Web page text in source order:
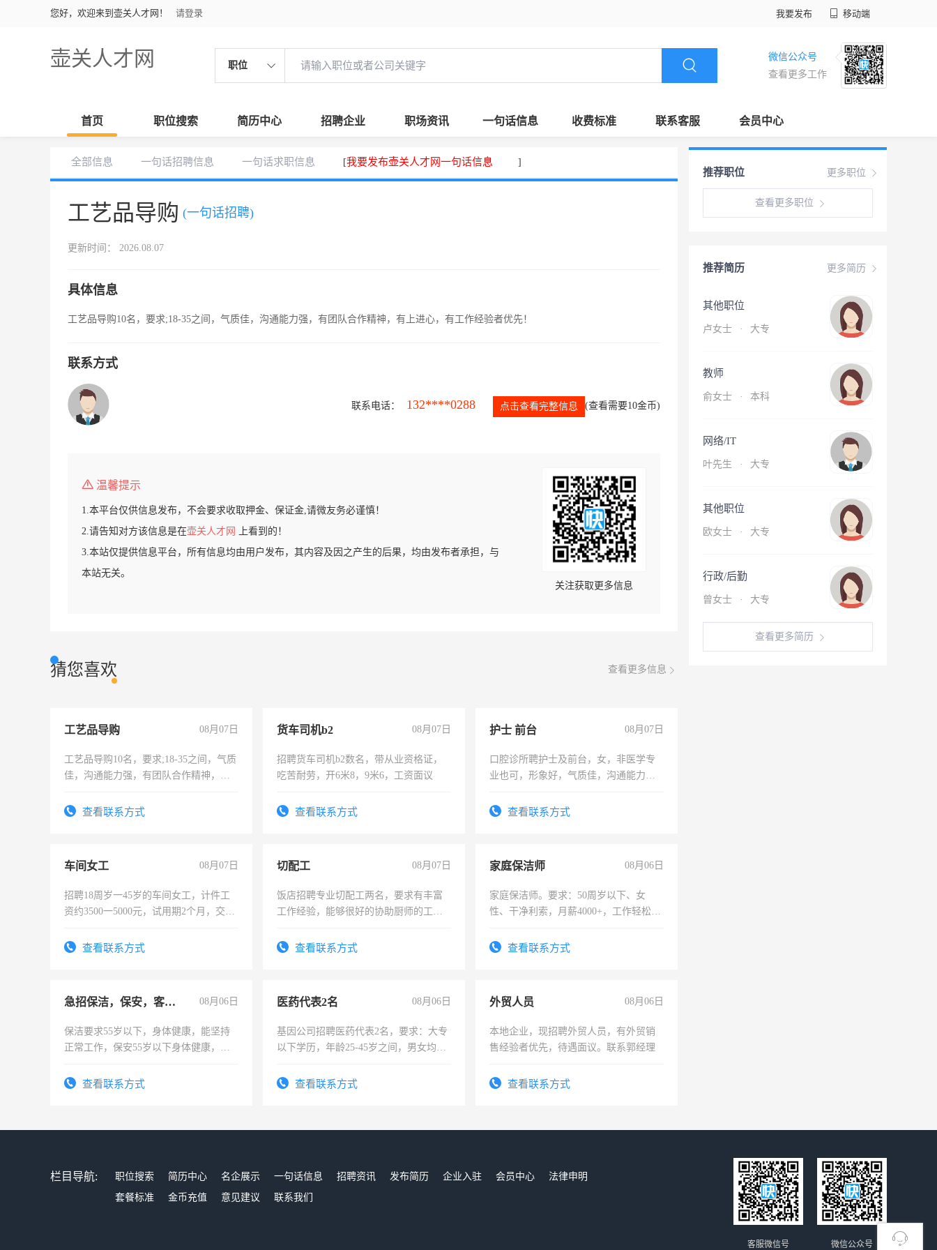
您好，欢迎来到壶关人才网！ 请登录 我要发布 移动端
壶关人才网 职位
微信公众号
查看更多工作
首页 职位搜索 简历中心 招聘企业 职场资讯 一句话信息 收费标准 联系客服 会员中心
全部信息 一句话招聘信息 一句话求职信息 [我要发布壶关人才网一句话信息 ]
工艺品导购 (一句话招聘)
更新时间： 2026.08.07
具体信息
工艺品导购10名，要求;18-35之间，气质佳，沟通能力强，有团队合作精神，有上进心，有工作经验者优先！
联系方式
联系电话： 132****0288 点击查看完整信息 (查看需要10金币)
温馨提示
1.本平台仅供信息发布，不会要求收取押金、保证金,请微友务必谨慎！
2.请告知对方该信息是在壶关人才网
上看到的！
3.本站仅提供信息平台，所有信息均由用户发布，其内容及因之产生的后果，均由发布者承担，与
本站无关。
关注获取更多信息
猜您喜欢 查看更多信息
工艺品导购 08月07日
工艺品导购10名，要求;18-35之间，气质
佳，沟通能力强，有团队合作精神，有
查看联系方式
货车司机b2 08月07日
招聘货车司机b2数名，带从业资格证，
吃苦耐劳，开6米8，9米6，工资面议
查看联系方式
护士 前台 08月07日
口腔诊所聘护士及前台，女，非医学专
业也可，形象好，气质佳，沟通能力
查看联系方式
车间女工 08月07日
招聘18周岁一45岁的车间女工，计件工
资约3500一5000元，试用期2个月，交五
查看联系方式
切配工 08月07日
饭店招聘专业切配工两名，要求有丰富
工作经验，能够很好的协助厨师的工
4500。查看联系方式
家庭保洁师 08月06日
家庭保洁师。要求：50周岁以下、女
性、干净利索，月薪4000+，工作轻松，
太太等。查看联系方式
急招保洁，保安，客服，工程 08月06日
保洁要求55岁以下，身体健康，能坚持
正常工作，保安55岁以下身体健康，有
录，客服要求45岁以下高中以上文化，
查看联系方式
医药代表2名 08月06日
基因公司招聘医药代表2名，要求：大专
以下学历，年龄25-45岁之间，男女均
表或者有医学资质的优先，底薪+绩效，
查看联系方式
外贸人员 08月06日
本地企业，现招聘外贸人员，有外贸销
售经验者优先，待遇面议。联系郭经理
查看联系方式
更多职位
推荐职位
查看更多职位
更多简历
推荐简历
其他职位
卢女士 · 大专
教师
俞女士 · 本科
网络/IT
叶先生 · 大专
其他职位
欧女士 · 大专
行政/后勤
曾女士 · 大专
查看更多简历
栏目导航: 职位搜索 简历中心 名企展示 一句话信息 招聘资讯 发布简历 企业入驻 会员中心
法律申明
套餐标准
金币充值 意见建议 联系我们
微信公众号
客服微信号